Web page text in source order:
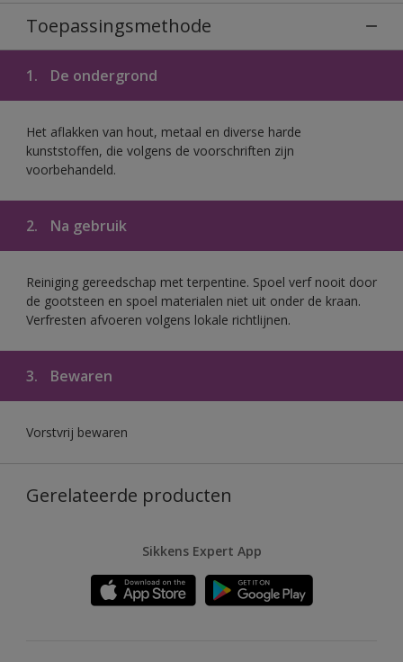
Toepassingsmethode
1. De ondergrond
Het aflakken van hout, metaal en diverse harde
kunststoffen, die volgens de voorschriften zijn
voorbehandeld.
2. Na gebruik
Reiniging gereedschap met terpentine. Spoel verf nooit door
de gootsteen en spoel materialen niet uit onder de kraan.
Verfresten afvoeren volgens lokale richtlijnen.
3. Bewaren
Vorstvrij bewaren
Gerelateerde producten
Sikkens Expert App